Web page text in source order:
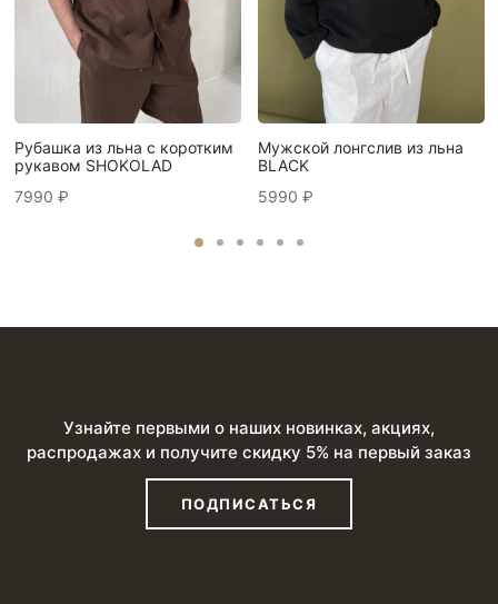
Рубашка из льна с коротким
рукавом SHOKOLAD
7990 ₽
Мужской лонгслив из льна
BLACK
5990 ₽
Узнайте первыми о наших новинках, акциях,
распродажах и получите скидку 5% на первый заказ
ПОДПИСАТЬСЯ